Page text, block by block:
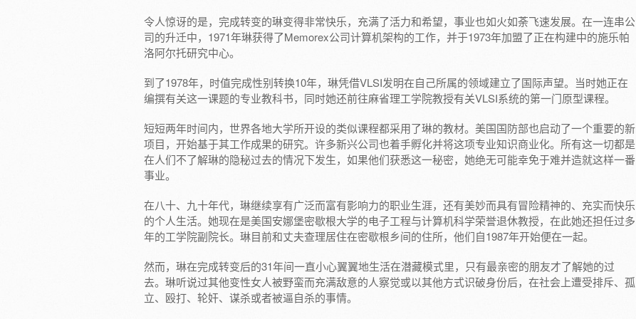
令人惊讶的是，完成转变的琳变得非常快乐，充满了活力和希望，事业也如火如荼飞速发展。在一连串公
司的升迁中，1971年琳获得了Memorex公司计算机架构的工作，并于1973年加盟了正在构建中的施乐帕
洛阿尔托研究中心。
到了1978年，时值完成性别转换10年，琳凭借VLSI发明在自己所属的领域建立了国际声望。当时她正在
编撰有关这一课题的专业教科书，同时她还前往麻省理工学院教授有关VLSI系统的第一门原型课程。
短短两年时间内，世界各地大学所开设的类似课程都采用了琳的教材。美国国防部也启动了一个重要的新
项目，开始基于其工作成果的研究。许多新兴公司也着手孵化并将这项专业知识商业化。所有这一切都是
在人们不了解琳的隐秘过去的情况下发生，如果他们获悉这一秘密，她绝无可能幸免于难并造就这样一番
事业。
在八十、九十年代，琳继续享有广泛而富有影响力的职业生涯，还有美妙而具有冒险精神的、充实而快乐
的个人生活。她现在是美国安娜堡密歇根大学的电子工程与计算机科学荣誉退休教授，在此她还担任过多
年的工学院副院长。琳目前和丈夫查理居住在密歇根乡间的住所，他们自1987年开始便在一起。
然而，琳在完成转变后的31年间一直小心翼翼地生活在潜藏模式里，只有最亲密的朋友才了解她的过
去。琳听说过其他变性女人被野蛮而充满敌意的人察觉或以其他方式识破身份后，在社会上遭受排斥、孤
立、殴打、轮奸、谋杀或者被逼自杀的事情。